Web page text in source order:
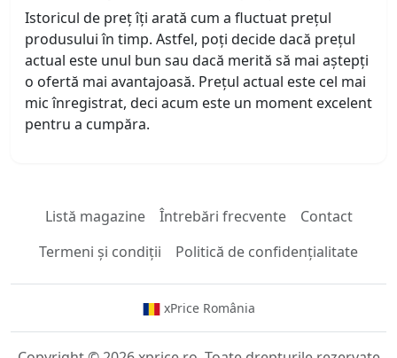
Istoricul de preț îți arată cum a fluctuat prețul
produsului în timp. Astfel, poți decide dacă prețul
actual este unul bun sau dacă merită să mai aștepți
o ofertă mai avantajoasă. Prețul actual este cel mai
mic înregistrat, deci acum este un moment excelent
pentru a cumpăra.
Listă magazine Întrebări frecvente
Contact
Termeni și condiții
Politică de confidențialitate
xPrice România